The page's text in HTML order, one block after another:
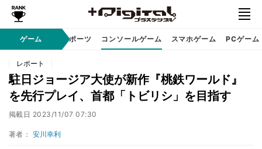
ゲーム eスポーツ コンソールゲーム スマホゲーム PCゲーム
レポート
駐日ジョージア大使が新作『桃鉄ワールド』
を先行プレイ、首都「トビリシ」を目指す
掲載日 2023/11/07 07:30
著者： 安川幸利